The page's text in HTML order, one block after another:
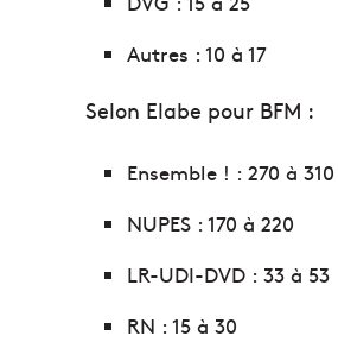
Autres : 10 à 17
Selon Elabe pour BFM :
Ensemble ! : 270 à 310
NUPES : 170 à 220
LR-UDI-DVD : 33 à 53
RN : 15 à 30